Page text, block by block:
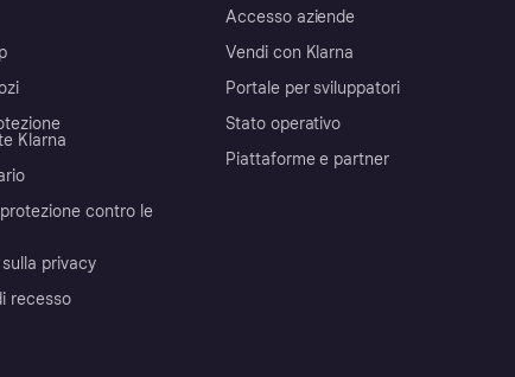
Klarna
contro le
sulla privacy
recesso
Accesso aziende
Vendi con Klarna
Portale per sviluppatori
Stato operativo
Piattaforme e partner